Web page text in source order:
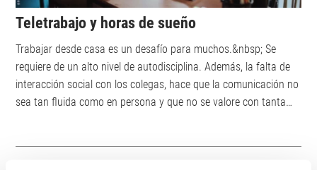
Teletrabajo y horas de sueño
Trabajar desde casa es un desafío para muchos.&nbsp; Se
requiere de un alto nivel de autodisciplina. Además, la falta de
interacción social con los colegas, hace que la comunicación no
sea tan fluida como en persona y que no se valore con tanta